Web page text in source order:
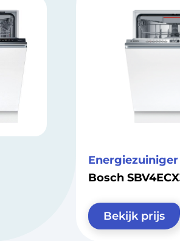
Energiezuiniger
Bosch
Bekijk prijs